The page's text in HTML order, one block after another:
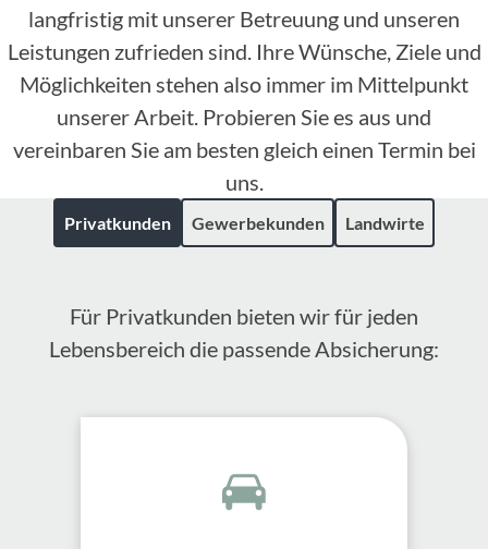
langfristig mit unserer Betreuung und unseren
Leistungen zufrieden sind. Ihre Wünsche, Ziele und
Möglichkeiten stehen also immer im Mittelpunkt
unserer Arbeit. Probieren Sie es aus und
vereinbaren Sie am besten gleich einen Termin bei
uns.
Privatkunden Gewerbekunden Landwirte
Für Privatkunden bieten wir für jeden
Lebensbereich die passende Absicherung: